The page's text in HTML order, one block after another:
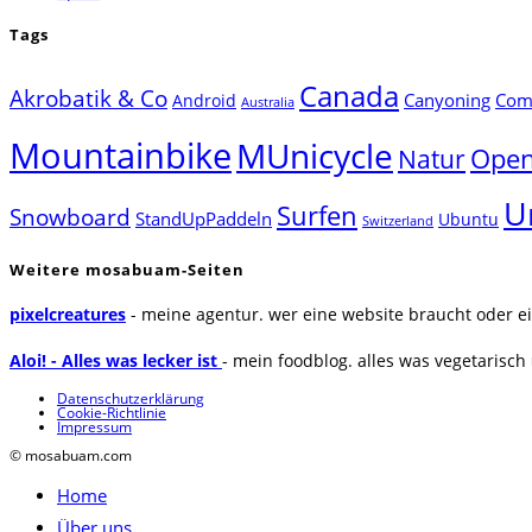
Tags
Akrobatik & Co Android Australia Canada Canyoning
MountainbikeMUnicycle Natur
Snowboard StandUpPaddeln Surfen Switzerland Ubuntu
Weitere mosabuam-Seiten
pixelcreatures - meine agentur. wer eine website braucht oder
Aloi! - Alles was lecker ist - mein foodblog. alles was
Datenschutzerklärung
Cookie-Richtlinie
Impressum
© mosabuam.com
Home
Über uns